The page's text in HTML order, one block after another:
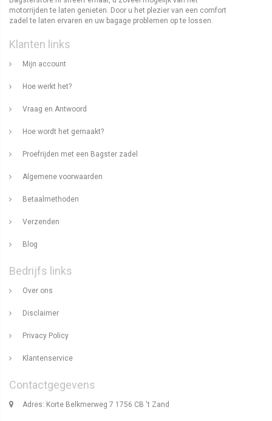
motorrijden te laten genieten. Door u het plezier van een comfort
zadel te laten ervaren en uw bagage problemen op te lossen.
Klanten links
Mijn account
Hoe werkt het?
Vraag en Antwoord
Hoe wordt het gemaakt?
Proefrijden met een Bagster zadel
Algemene voorwaarden
Betaalmethoden
Verzenden
Blog
Bedrijfs links
Over ons
Disclaimer
Privacy Policy
Klantenservice
Contactgegevens
Adres: Korte Belkmerweg 7 1756 CB 't Zand